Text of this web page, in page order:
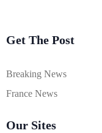
Get The Post
Breaking News
France News
Our Sites